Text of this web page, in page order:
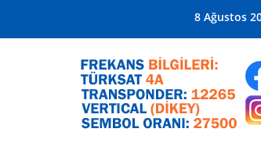
Mersin'in Radyosu SUN
8 Ağustos